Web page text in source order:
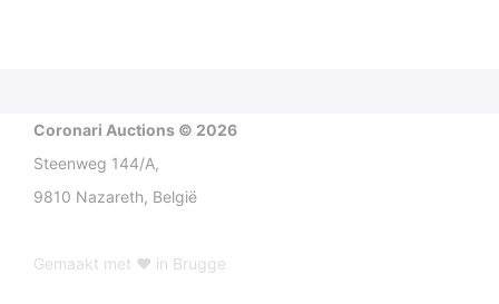
Coronari Auctions © 2026
Steenweg 144/A,
9810 Nazareth, België
Gemaakt met ♥ in Brugge